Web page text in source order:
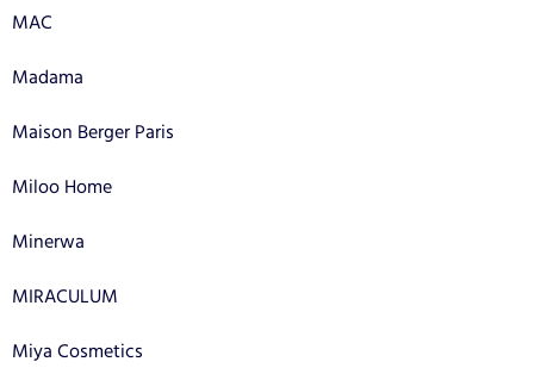
MAC
Madama
Maison Berger Paris
Miloo Home
Minerwa
MIRACULUM
Miya Cosmetics